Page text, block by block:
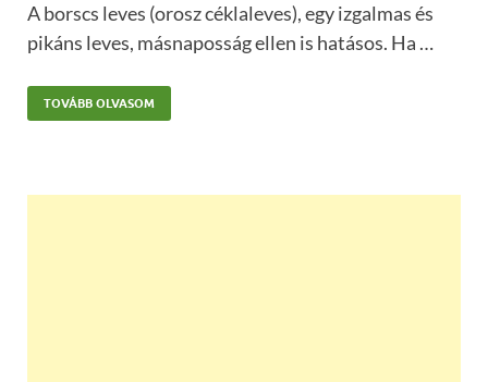
A borscs leves (orosz céklaleves), egy izgalmas és
pikáns leves, másnaposság ellen is hatásos. Ha …
TOVÁBB OLVASOM